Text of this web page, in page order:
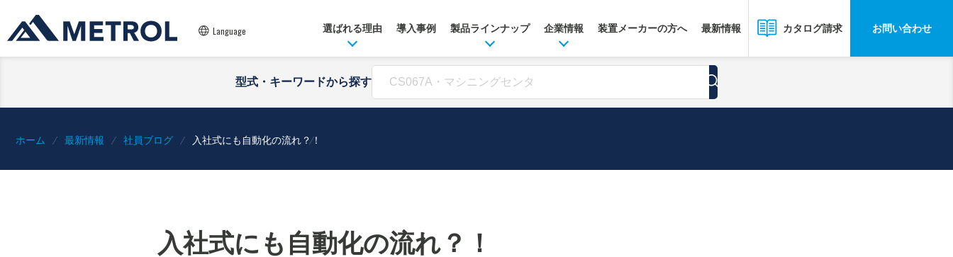
Language 選ばれる理由 導入事例 製品ラインナップ 企業情報 装置メーカーの方へ 最新情報 カタログ請求 お問い合わせ
型式・キーワードから探す
ホーム 最新情報 社員ブログ 入社式にも自動化の流れ？！
入社式にも自動化の流れ？！